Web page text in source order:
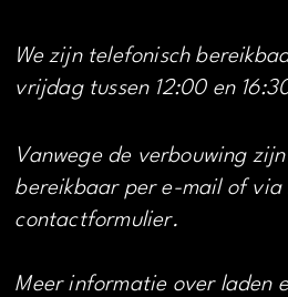
We zijn telefonisch
vrijdag tussen 12:00 en
Vanwege de verbouwing
bereikbaar per e-mail of via
contactformulier.
Meer informatie over laden